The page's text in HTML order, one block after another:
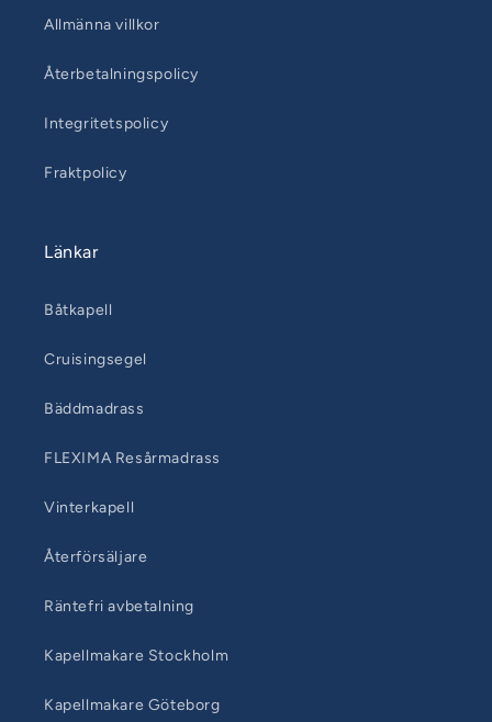
Allmänna villkor
Återbetalningspolicy
Integritetspolicy
Fraktpolicy
Länkar
Båtkapell
Cruisingsegel
Bäddmadrass
FLEXIMA Resårmadrass
Vinterkapell
Återförsäljare
Räntefri avbetalning
Kapellmakare Stockholm
Kapellmakare Göteborg